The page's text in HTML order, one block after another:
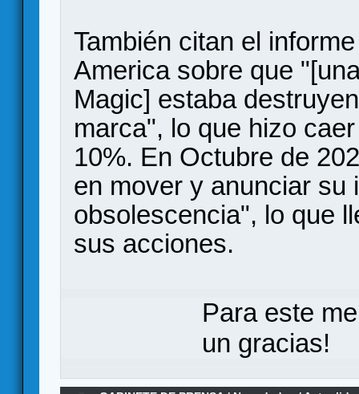
También citan el
America sobre que
Magic] estaba
marca", lo que hizo
10%. En Octubre de
en mover y anunciar su
obsolescencia", lo que
sus acciones.
Para este
un gracias!